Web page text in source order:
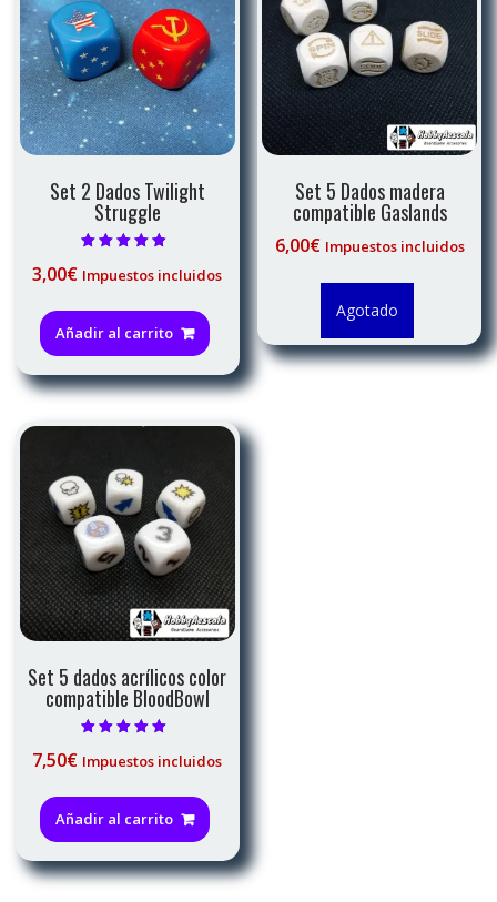
Set 2 Dados Twilight
Struggle
4.50
3,00€ Impuestos incluidos
Añadir al carrito
Set 5 Dados madera
compatible Gaslands
6,00€ Impuestos incluidos
Agotado
Set 5 dados acrílicos color
compatible BloodBowl
5.00
7,50€ Impuestos incluidos
Añadir al carrito